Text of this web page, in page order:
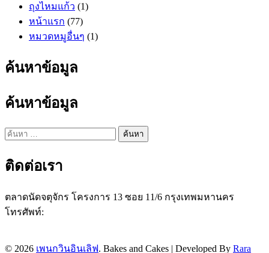
ถุงไหมแก้ว (1)
หน้าแรก (77)
หมวดหมูอื่นๆ (1)
ค้นหาข้อมูล
ค้นหาข้อมูล
ค้นหา
ติดต่อเรา
ตลาดนัดจตุจักร โครงการ 13 ซอย 11/6 กรุงเทพมหานคร
โทรศัพท์:
© 2026 เพนกวินอินเลิฟ. Bakes and Cakes | Developed By Rara